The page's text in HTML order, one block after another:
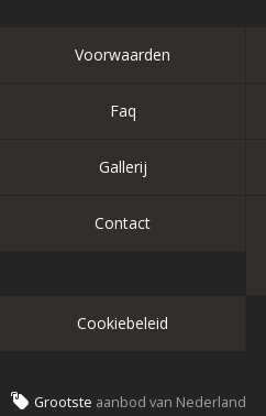
Voorwaarden
Faq
Gallerij
Contact
Cookiebeleid
Grootste aanbod van Nederland